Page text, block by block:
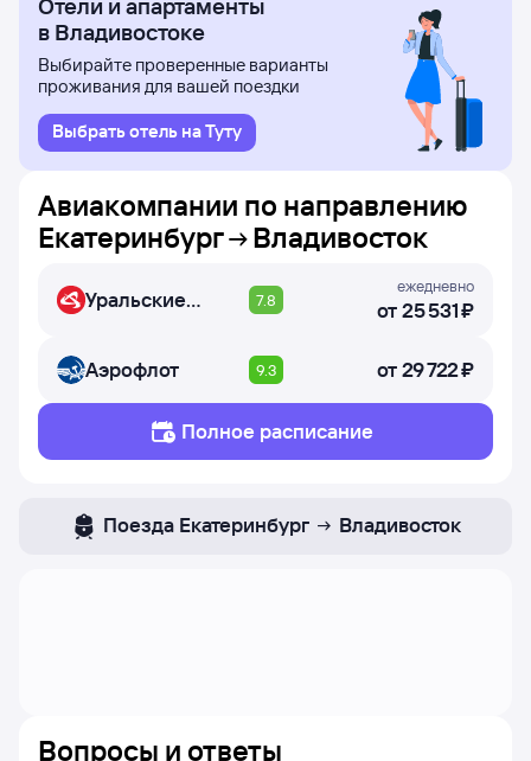
Отели и апартаменты
в Владивостоке
Выбирайте проверенные варианты
проживания для вашей поездки
Выбрать отель на Туту
Авиакомпании по направлению
Екатеринбург
Владивосток
Уральские
7.8
ежедневно
от25 ⁠531 ⁠₽
Аэрофлот 9.3 от29 ⁠722 ⁠₽
Полное расписание
Поезда Екатеринбург Владивосток
Вопросы и ответы